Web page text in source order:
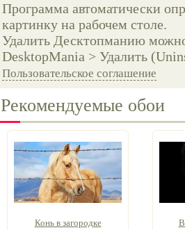
Программа автоматически
картинку на рабочем столе.
Удалить Десктопманию
DesktopMania > Удалить
Пользовательское соглашение
Рекомендуемые обои
Конь в загородке